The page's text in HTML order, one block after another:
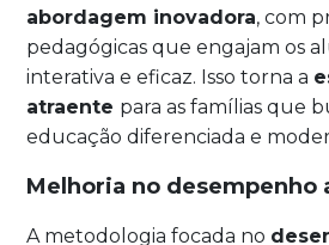
abordagem inovadora, com
pedagógicas que engajam os
interativa e eficaz. Isso torna a
atraente para as famílias que
educação diferenciada e
Melhoria no desempenho
A metodologia focada no